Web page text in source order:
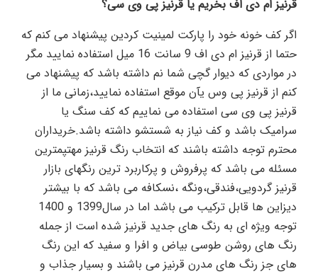
قرنیز ام دی اف بخریم یا قرنیز پی وی سی؟
اگر کف خونه خود را پارکت لمینیت کردین پیشنهاد می کنم که
حتما از قرنیز ام دی اف 9 سانت 16 میل استفاده نمایید مگر
در مواردی که دیوار گچی شما نم داشته باشد که پیشنهاد می
کنم از قرنیز پی وس یآن موقع استفاده نمایید،زمانی ما از
قرنیز پی وی سی استفاده می نماییم که کف سنگ یا
سرامیک باشد و کف نیاز به شستشو داشته باشد.خریداران
محترم توجه داشته باشند که انتخاب رنگ قرنیز مهتپمترین
مسئله می باشد که پرفروش و پرکاربرد ترین رنگهای بازار
قرنیز گردویی،فندقی،ونگه ،نسکافه می باشد که با بیشتر
دیزاین ها قابل ترکیب می باشد اما در سال1399 و 1400
توجه ویژه ای به رنگ های جدید قرنیز شده است از جمله
رنگ های روشن طوسی بیاض و افرا و سفید که این رنگ
های جز رنگ های مدرن قرنیز می باشند و بسیار جذاب و